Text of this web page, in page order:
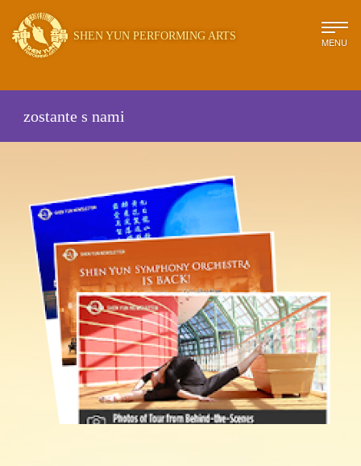
SHEN YUN PERFORMING ARTS MENU
zostante s nami